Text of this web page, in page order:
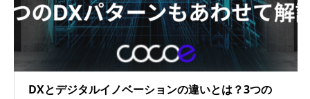
DXとデジタルイノベーションの違いとは？3つの